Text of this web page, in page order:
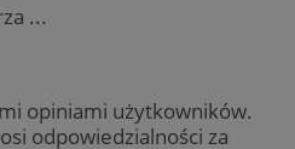
...
opiniami użytkowników.
odpowiedzialności za